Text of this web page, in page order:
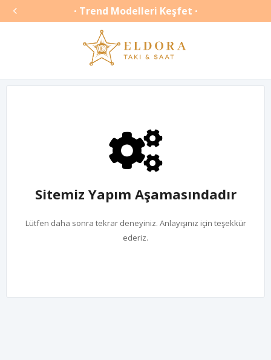
 • Trend Modelleri Keşfet •
Sitemiz Yapım Aşamasındadır
Lütfen daha sonra tekrar deneyiniz. Anlayışınız için teşekkür
ederiz.